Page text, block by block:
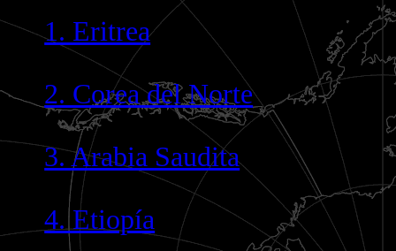
1. Eritrea
2. Corea del Norte
3. Arabia Saudita
4. Etiopía